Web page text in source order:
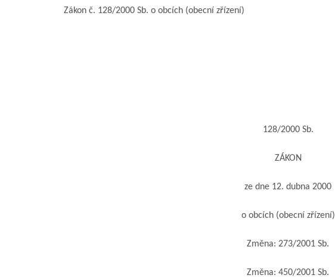
Zákon č. 128/2000 Sb. o obcích (obecní zřízení)
128/2000 Sb.
ZÁKON
ze dne 12. dubna 2000
o obcích (obecní zřízení)
Změna: 273/2001 Sb.
Změna: 450/2001 Sb.